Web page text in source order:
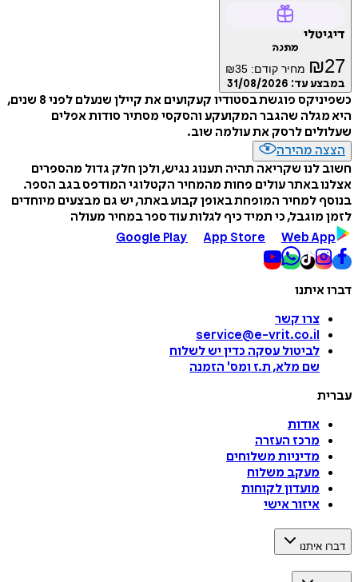
דיגיטלי
מתנה
₪27 מחיר קודם: ₪35
במבצע עד: 31/08/2026
כשפיניקס פוגשת בסטודיו קעקועים את קיילן שנעלם לפני 8 שנים,
היא מגלה שהגבר המקועקע והסקסי מסתיר סודות אפלים
שעלולים לרסק את עולמה שוב.
הצצה מהירה
חשוב לנו שקריאה תהיה תענוג נגיש, ולכן חלק גדול מהספרים
אצלנו באתר עולים פחות מהמחיר הקטלוגי המודפס בגב הספר.
בנוסף למחיר המופחת באופן קבוע באתר, יש גם מבצעים מיוחדים
לזמן מוגבל, כי תמיד כיף לגלות עוד ספר במחיר מעולה
Google Play
App Store Web App
דברו איתנו
צרו קשר
service@e-vrit.co.il
לביטול עסקה כדין יש לשלוח
שם מלא, ת.ז ומס' הזמנה
עברית
אודות
מרכז העזרה
מדיניות משלוחים
מעקב משלוח
מועדון לקוחות
איזור אישי
דברו איתנו